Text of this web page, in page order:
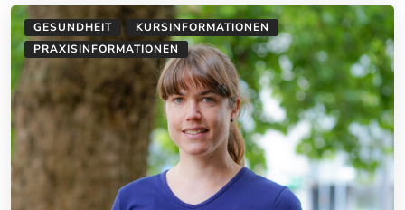
GESUNDHEIT
KURSINFORMATIONEN
PRAXISINFORMATIONEN